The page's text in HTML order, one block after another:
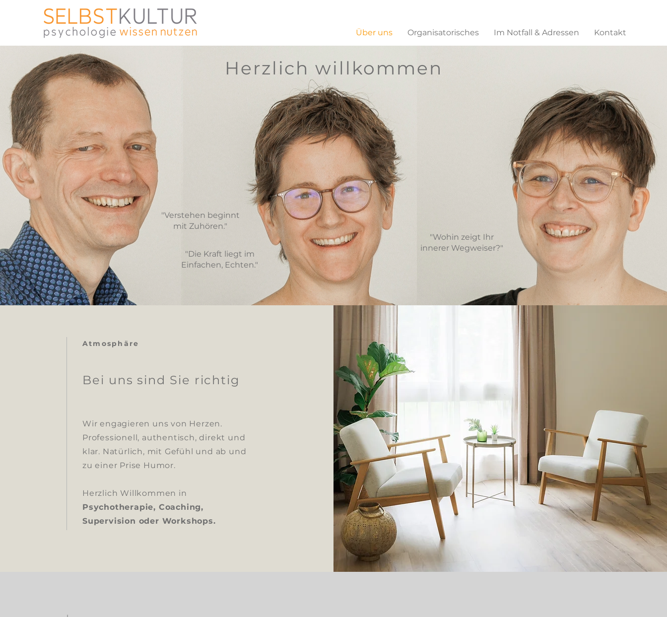
Über uns Organisatorisches Im Notfall & Adressen Kontakt
Herzlich willkommen
"Verstehen beginnt
mit Zuhören."
"Die Kraft liegt im
Einfachen, Echten."
"Wohin zeigt Ihr
innerer Wegweiser?"
Atmosphäre
Bei uns sind Sie richtig
Wir engagieren uns von Herzen.
Professionell, authentisch, direkt und
klar. Natürlich, mit Gefühl und ab und
zu einer Prise Humor.
Herzlich Willkommen in
Psychotherapie, Coaching,
Supervision oder Workshops.